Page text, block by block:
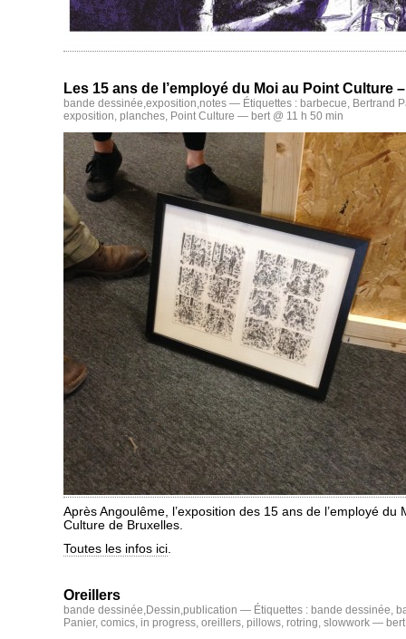
Les 15 ans de l’employé du Moi au Point Culture
bande dessinée,exposition,notes — Étiquettes : barbecue, Bertrand
exposition, planches, Point Culture — bert @ 11 h 50 min
Après Angoulême, l’exposition des 15 ans de l’employé du
Culture de Bruxelles.
Toutes les infos ici.
Oreillers
bande dessinée,Dessin,publication — Étiquettes : bande dessinée,
Panier, comics, in progress, oreillers, pillows, rotring, slowwork — bert